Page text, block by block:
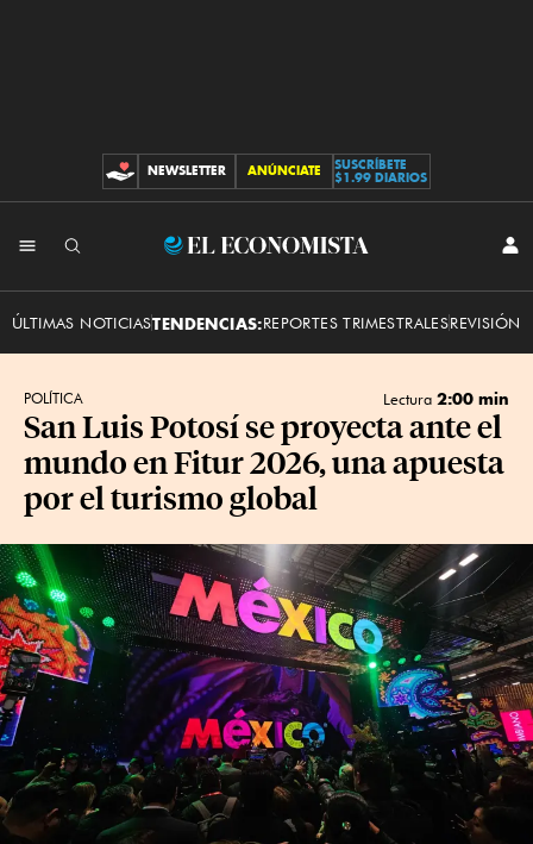
CONTRIBUCIONES
NEWSLETTER ANÚNCIATE
SUSCRÍBETE
$1.99 DIARIOS
El
ÚLTIMAS NOTICIASTENDENCIAS:REPORTES TRIMESTRALESREVISIÓN
POLÍTICA Lectura 2:00 min
San Luis Potosí se proyecta ante el
mundo en Fitur 2026, una apuesta
por el turismo global